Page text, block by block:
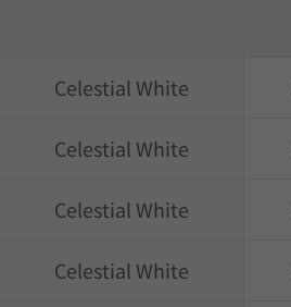
Celestial White
Celestial White
Celestial White
Celestial White